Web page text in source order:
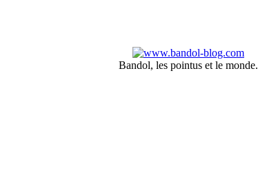
Bandol, les pointus et le monde.